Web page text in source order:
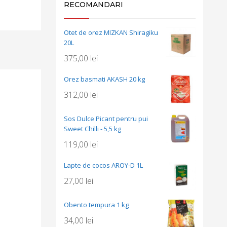
RECOMANDARI
Otet de orez MIZKAN Shiragiku
20L
375,00 lei
Orez basmati AKASH 20 kg
312,00 lei
Sos Dulce Picant pentru pui
Sweet Chilli - 5,5 kg
119,00 lei
Lapte de cocos AROY-D 1L
27,00 lei
Obento tempura 1 kg
34,00 lei